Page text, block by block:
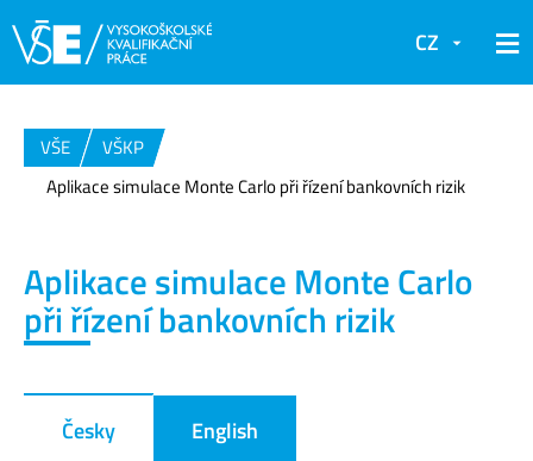
CZ
VŠE
VŠKP
Aplikace simulace Monte Carlo při řízení bankovních rizik
Aplikace simulace Monte Carlo
při řízení bankovních rizik
Česky English